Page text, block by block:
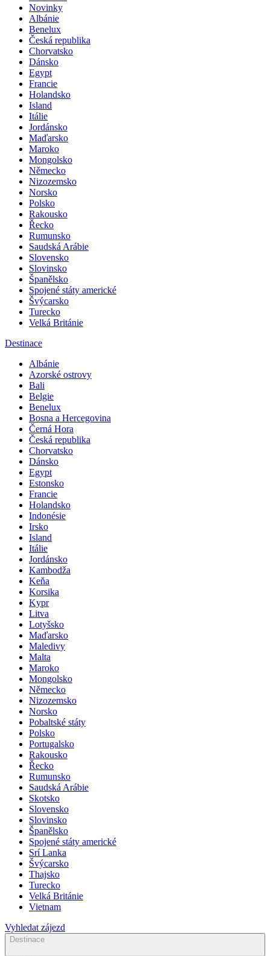
Novinky
Albánie
Benelux
Česká republika
Chorvatsko
Dánsko
Egypt
Francie
Holandsko
Island
Itálie
Jordánsko
Maďarsko
Maroko
Mongolsko
Německo
Nizozemsko
Norsko
Polsko
Rakousko
Řecko
Rumunsko
Saudská Arábie
Slovensko
Slovinsko
Španělsko
Spojené státy americké
Švýcarsko
Turecko
Velká Británie
Destinace
Albánie
Azorské ostrovy
Bali
Belgie
Benelux
Bosna a Hercegovina
Černá Hora
Česká republika
Chorvatsko
Dánsko
Egypt
Estonsko
Francie
Holandsko
Indonésie
Irsko
Island
Itálie
Jordánsko
Kambodža
Keňa
Korsika
Kypr
Litva
Lotyšsko
Maďarsko
Maledivy
Malta
Maroko
Mongolsko
Německo
Nizozemsko
Norsko
Pobaltské státy
Polsko
Portugalsko
Rakousko
Řecko
Rumunsko
Saudská Arábie
Skotsko
Slovensko
Slovinsko
Španělsko
Spojené státy americké
Srí Lanka
Švýcarsko
Thajsko
Turecko
Velká Británie
Vietnam
Vyhledat zájezd
Destinace